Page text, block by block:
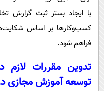
با ایجاد بستر ثبت گزارش
کسب‌وکارها بر اساس
فراهم شود.
تدوین مقررات
توسعه آموزش مجازی